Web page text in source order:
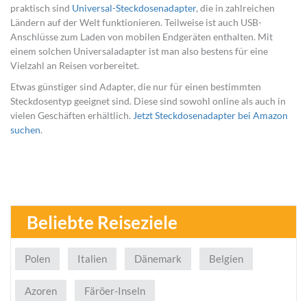
praktisch sind Universal-Steckdosenadapter, die in zahlreichen
Ländern auf der Welt funktionieren. Teilweise ist auch USB-
Anschlüsse zum Laden von mobilen Endgeräten enthalten. Mit
einem solchen Universaladapter ist man also bestens für eine
Vielzahl an Reisen vorbereitet.
Etwas günstiger sind Adapter, die nur für einen bestimmten
Steckdosentyp geeignet sind. Diese sind sowohl online als auch in
vielen Geschäften erhältlich. Jetzt Steckdosenadapter bei Amazon
suchen.
Beliebte Reiseziele
Polen Italien Dänemark Belgien
Azoren Färöer-Inseln